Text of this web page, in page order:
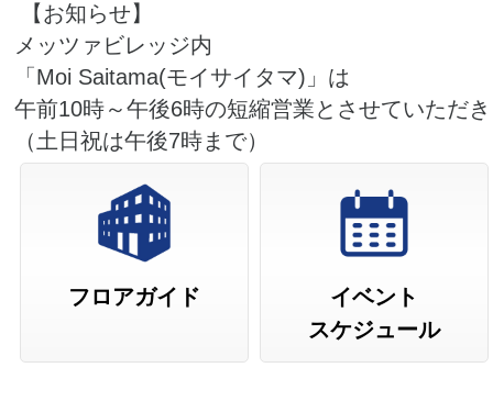
【お知らせ】
メッツァビレッジ内
「Moi Saitama(モイサイタマ)」は
午前10時～午後6時の短縮営業とさせていただ
（土日祝は午後7時まで）
フロアガイド
イベント
スケジュール